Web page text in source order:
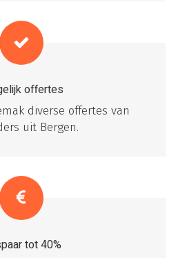
offertes
diverse offertes van
uit Bergen.
tot 40%